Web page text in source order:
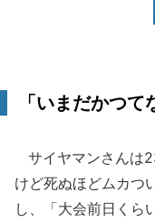
「いまだかつ
サイヤマンさんは
けど死ぬほどムカつ
し、「大会前日くら